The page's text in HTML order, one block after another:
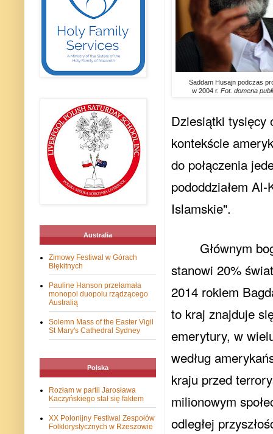
Saddam Husajn podczas
w 2004 r. Fot. domena
Dziesiątki tysięcy
kontekście
do połączenia
pododdziałem
Islamskie".
Głównym
stanowi 20%
2014 rokiem
to kraj znajduje
emerytury, w
według
kraju przed
milionowym
odległej
Australia
Zimowy Festiwal w Górach
Błękitnych
Pauline Hanson przełamała
monopol duopolu rządzącego
Australią
Solemn Mass of the Easter Vigil
St Mary's Cathedral Sydney
Polska
Rozłam w partii Jarosława
Kaczyńskiego stał się faktem
XX Polonijny Festiwal Zespołów
Folklorystycznych w Rzeszowie